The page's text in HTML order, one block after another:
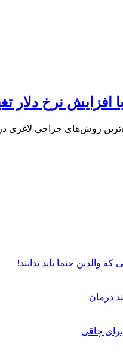
افزایش نرخ دلار
روش‌های جراحی
درمان
چاقی